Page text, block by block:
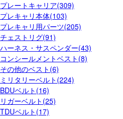
プレートキャリア(309)
プレキャリ本体(103)
プレキャリ用パーツ(205)
チェストリグ(91)
ハーネス・サスペンダー(43)
コンシールメントベスト(8)
その他のベスト(6)
ミリタリーベルト(224)
BDUベルト(16)
リガーベルト(25)
TDUベルト(17)